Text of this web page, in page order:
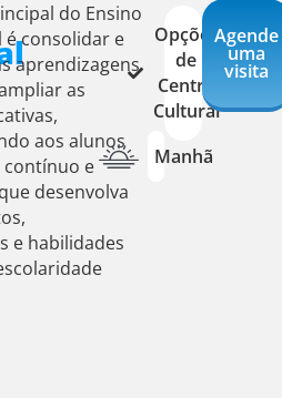
do Ensino
é consolidar e
aprendizagens
as
aos alunos
e
desenvolva
e habilidades
Manhã
Opções
de
Centro
Cultural
Agende
uma
visita